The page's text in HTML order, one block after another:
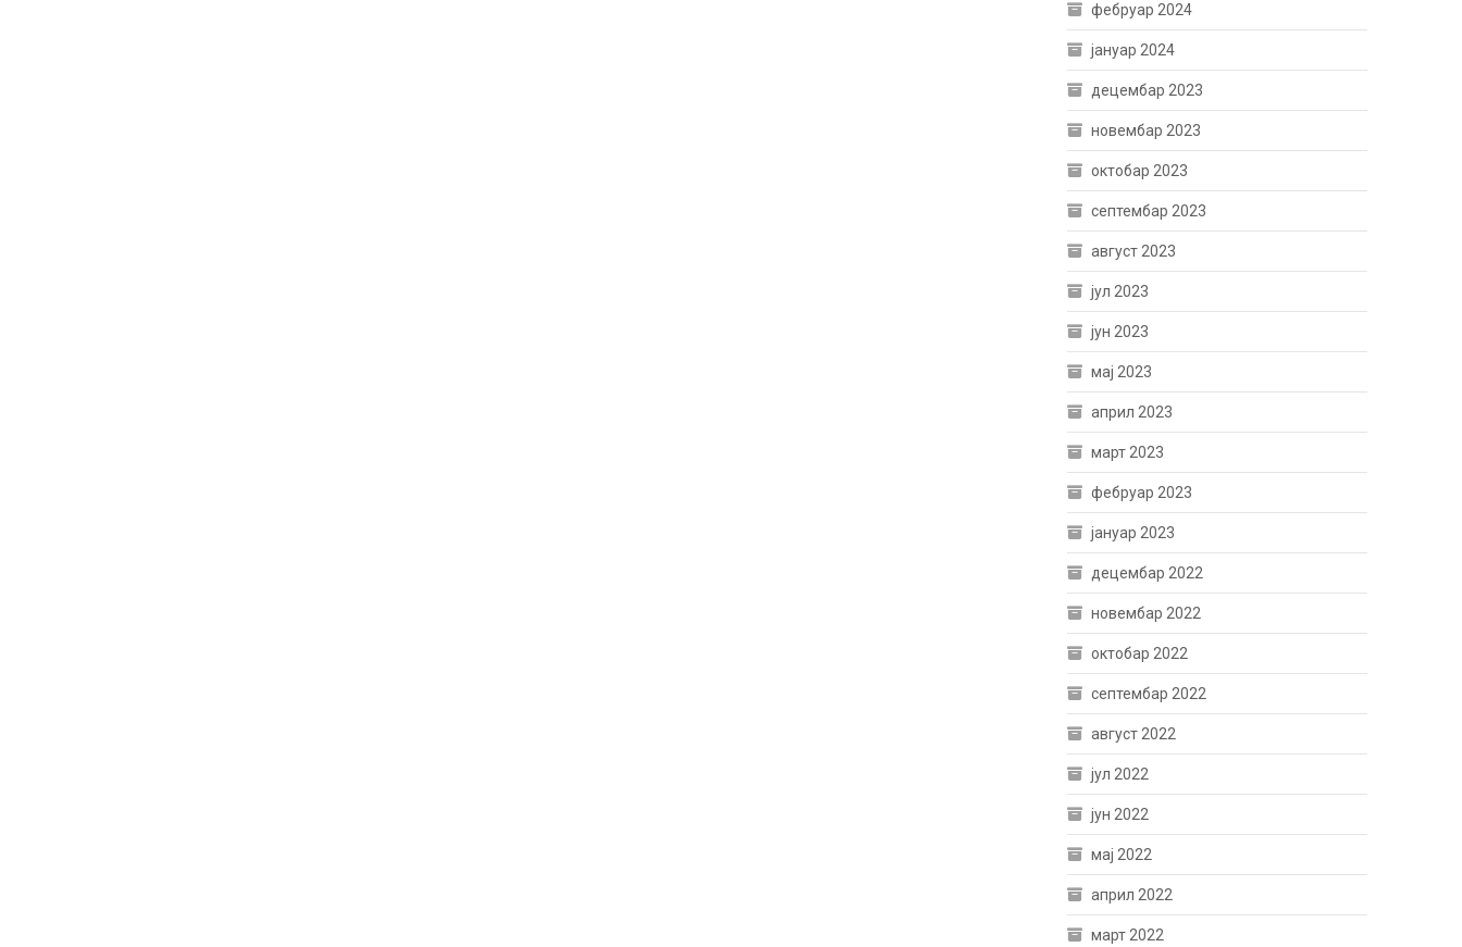
фебруар 2024
јануар 2024
децембар 2023
новембар 2023
октобар 2023
септембар 2023
август 2023
јул 2023
јун 2023
мај 2023
април 2023
март 2023
фебруар 2023
јануар 2023
децембар 2022
новембар 2022
октобар 2022
септембар 2022
август 2022
јул 2022
јун 2022
мај 2022
април 2022
март 2022